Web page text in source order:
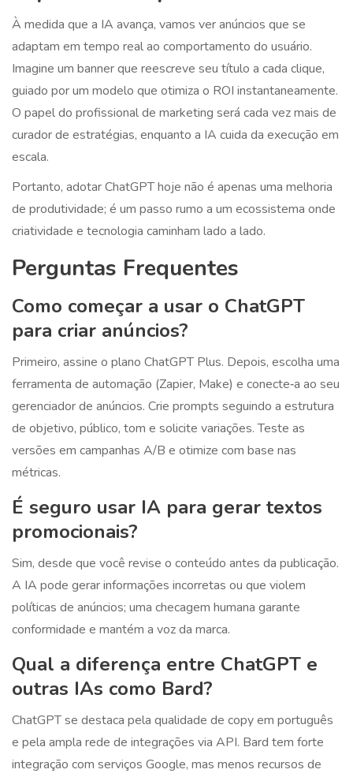
À medida que a IA avança, vamos ver anúncios que se
adaptam em tempo real ao comportamento do usuário.
Imagine um banner que reescreve seu título a cada clique,
guiado por um modelo que otimiza o ROI instantaneamente.
O papel do profissional de marketing será cada vez mais de
curador de estratégias, enquanto a IA cuida da execução em
escala.
Portanto, adotar ChatGPT hoje não é apenas uma melhoria
de produtividade; é um passo rumo a um ecossistema onde
criatividade e tecnologia caminham lado a lado.
Perguntas Frequentes
Como começar a usar o ChatGPT
para criar anúncios?
Primeiro, assine o plano ChatGPT Plus. Depois, escolha uma
ferramenta de automação (Zapier, Make) e conecte‑a ao seu
gerenciador de anúncios. Crie prompts seguindo a estrutura
de objetivo, público, tom e solicite variações. Teste as
versões em campanhas A/B e otimize com base nas
métricas.
É seguro usar IA para gerar textos
promocionais?
Sim, desde que você revise o conteúdo antes da publicação.
A IA pode gerar informações incorretas ou que violem
políticas de anúncios; uma checagem humana garante
conformidade e mantém a voz da marca.
Qual a diferença entre ChatGPT e
outras IAs como Bard?
ChatGPT se destaca pela qualidade de copy em português
e pela ampla rede de integrações via API. Bard tem forte
integração com serviços Google, mas menos recursos de